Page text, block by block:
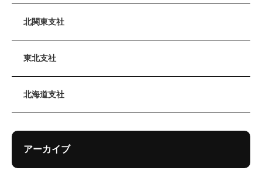
北関東支社
東北支社
北海道支社
アーカイブ